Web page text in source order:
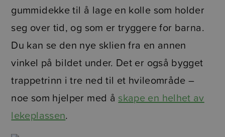
gummidekke til å lage en kolle som holder
seg over tid, og som er tryggere for barna.
Du kan se den nye sklien fra en annen
vinkel på bildet under. Det er også bygget
trappetrinn i tre ned til et hvileområde –
noe som hjelper med å skape en helhet av
lekeplassen.